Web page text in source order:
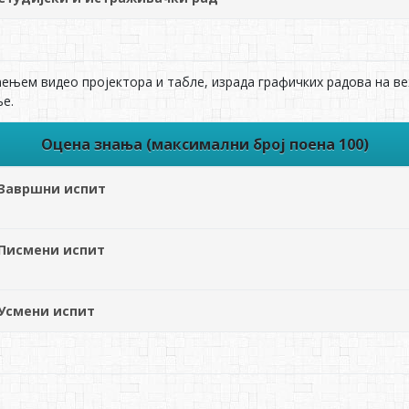
видео пројектора и табле, израда графичких радова на
Оцена знања (максимални број поена 100)
испит
испит
испит